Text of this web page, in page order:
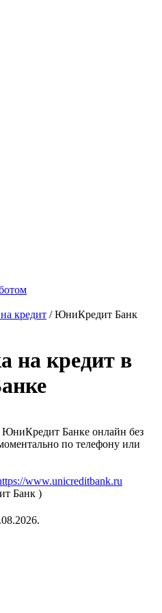
кредит /ЮниКредит Банк
на кредит в
ЮниКредит Банке онлайн без
по телефону или
www.unicreditbank.ru
Банк )